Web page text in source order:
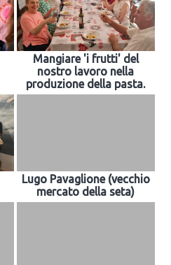
Mangiare 'i frutti' del
nostro lavoro nella
produzione della pasta.
Lugo Pavaglione (vecchio
mercato della seta)